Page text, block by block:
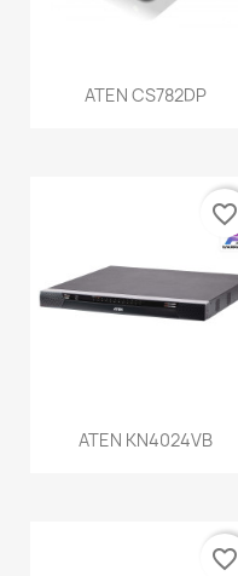
ATEN CS782DP
ATEN KN4024VB
favorite_border
favorite_border